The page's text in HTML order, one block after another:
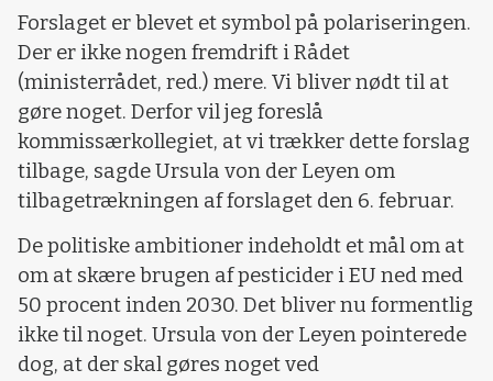
Forslaget er blevet et symbol på polariseringen.
Der er ikke nogen fremdrift i Rådet
(ministerrådet, red.) mere. Vi bliver nødt til at
gøre noget. Derfor vil jeg foreslå
kommissærkollegiet, at vi trækker dette forslag
tilbage, sagde Ursula von der Leyen om
tilbagetrækningen af forslaget den 6. februar.
De politiske ambitioner indeholdt et mål om at
om at skære brugen af pesticider i EU ned med
50 procent inden 2030. Det bliver nu formentlig
ikke til noget. Ursula von der Leyen pointerede
dog, at der skal gøres noget ved